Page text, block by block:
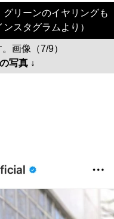
リーンのイヤリングも
スタグラムより）
画像（7/9）
写真 ↓